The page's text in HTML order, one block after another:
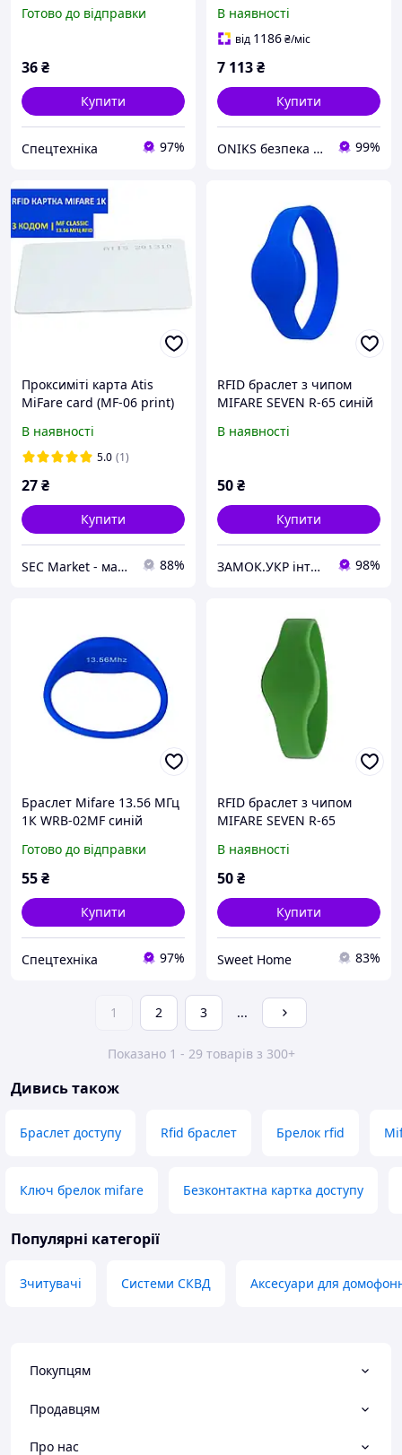
Готово до відправки
36₴
Купити
Спецтехніка 97%
3117. Набір 500 шт
В наявності
від 1186₴/міс
7 113₴
Купити
ONIKS безпека та комфорт 99%
Проксиміті карта Atis
MiFare card (MF-06 print)
13 56 мгц, картки доступу
13.56 mhz
В наявності
5.0 (1)
27₴
Купити
SEC Market - магазин систем безпеки №1 88%
RFID браслет з чипом
MIFARE SEVEN R-65 синій
В наявності
50₴
Купити
ЗАМОК.УКР інтернет-магазин замків та фурнітури 98%
Браслет Mifare 13.56 МГц
1К WRB-02MF синій
Готово до відправки
55₴
Купити
Спецтехніка 97%
RFID браслет з чипом
MIFARE SEVEN R-65
В наявності
50₴
Купити
Sweet Home 83%
1 2 3 ...
Показано 1 - 29 товарів з 300+
Дивись також
Браслет доступу Rfid браслет Брелок rfid
Ключ брелок mifare Безконтактна картка доступу
Популярні категорії
Зчитувачі Системи СКВД Аксесуари для
Покупцям
Продавцям
Про нас